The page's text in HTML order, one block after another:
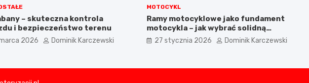
– skuteczna kontrola
i bezpieczeństwo terenu
2026 Dominik Karczewski
MOTOCYKL
Ramy motocyklowe jako fundament
motocykla – jak wybrać solidną
podstawę maszyny
27 stycznia 2026 Dominik Karczewski